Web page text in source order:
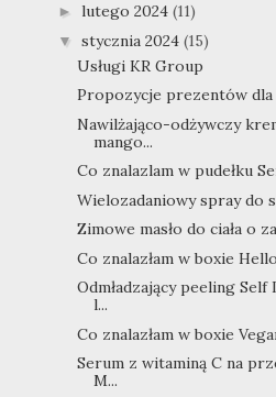
► lutego 2024 (11)
▼ stycznia 2024 (15)
Usługi KR Group
Propozycje prezentów dla
Nawilżająco-odżywczy
mango...
Co znalazlam w pudełku
Wielozadaniowy spray do
Zimowe masło do ciała o
Co znalazłam w boxie
Odmładzający peeling
l...
Co znalazłam w boxie
Serum z witaminą C na
M...